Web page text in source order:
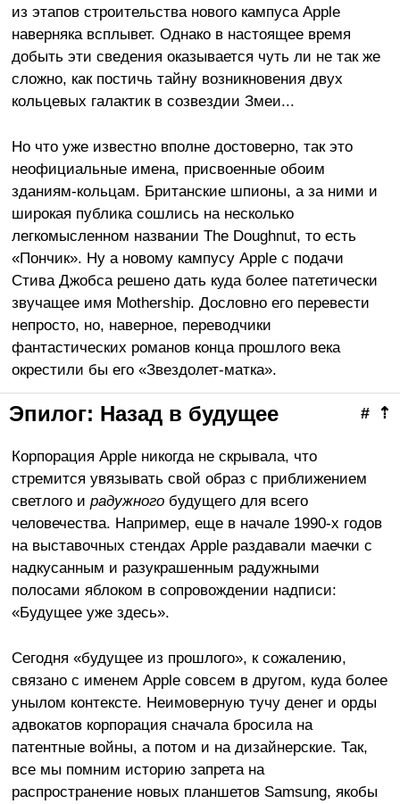
из этапов строительства нового кампуса Apple
наверняка всплывет. Однако в настоящее время
добыть эти сведения оказывается чуть ли не так же
сложно, как постичь тайну возникновения двух
кольцевых галактик в созвездии Змеи...
Но что уже известно вполне достоверно, так это
неофициальные имена, присвоенные обоим
зданиям-кольцам. Британские шпионы, а за ними и
широкая публика сошлись на несколько
легкомысленном названии The Doughnut, то есть
«Пончик». Ну а новому кампусу Apple с подачи
Стива Джобса решено дать куда более патетически
звучащее имя Mothership. Дословно его перевести
непросто, но, наверное, переводчики
фантастических романов конца прошлого века
окрестили бы его «Звездолет-матка».
⇡
#
Эпилог: Назад в будущее
Корпорация Apple никогда не скрывала, что
стремится увязывать свой образ с приближением
светлого и радужногобудущего для всего
человечества. Например, еще в начале 1990-х годов
на выставочных стендах Apple раздавали маечки с
надкусанным и разукрашенным радужными
полосами яблоком в сопровождении надписи:
«Будущее уже здесь».
Сегодня «будущее из прошлого», к сожалению,
связано с именем Apple совсем в другом, куда более
унылом контексте. Неимоверную тучу денег и орды
адвокатов корпорация сначала бросила на
патентные войны, а потом и на дизайнерские. Так,
все мы помним историю запрета на
распространение новых планшетов Samsung, якобы